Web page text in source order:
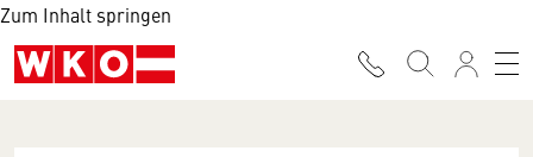
Zum Inhalt springen